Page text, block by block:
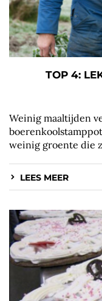
TOP 4:
Weinig maaltijden
weinig groente die
LEES MEER